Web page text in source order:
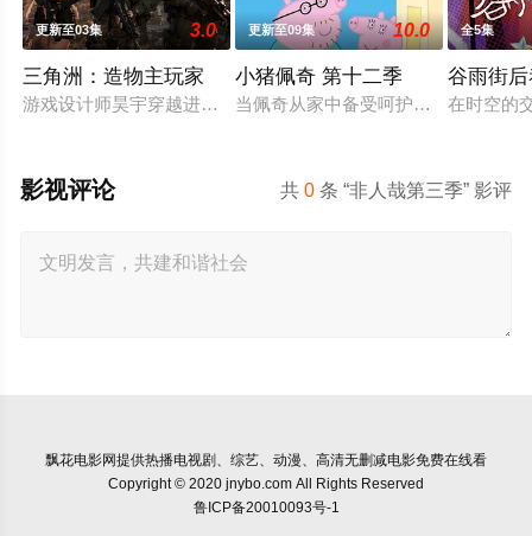
更新至03集 3.0
三角洲：造物主玩家
游戏设计师昊宇穿越进自设游戏，凭造物主般实力折服林晓，
更新至09集 10.0
小猪佩奇 第十二季
当佩奇从家中备受呵护的"小妹妹"一
全5集
谷雨街
在时空的
共0 条 “非人哉第三季” 影评
影视评论
飘花电影网提供热播电视剧、综艺、动漫、高清无删减电影免费在线看
Copyright © 2020 jnybo.com All Rights Reserved
鲁ICP备20010093号-1